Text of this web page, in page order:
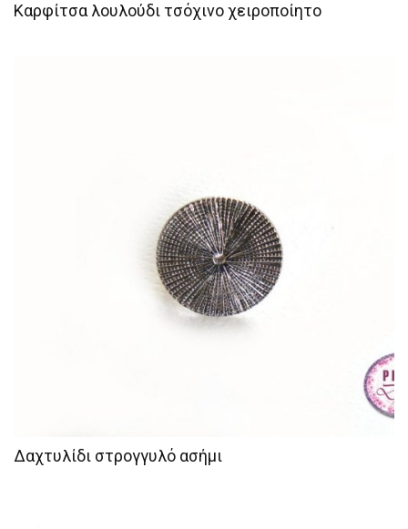
Καρφίτσα λουλούδι τσόχινο χειροποίητο
Δαχτυλίδι στρογγυλό ασήμι